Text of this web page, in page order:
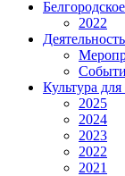
2022
Культура
2025
2024
2023
2022
2021